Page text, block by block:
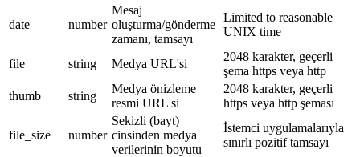
date number
Mesaj
oluşturma/gönderme
zamanı, tamsayı
Limited to reasonable
UNIX time
file string Medya URL'si
2048 karakter, geçerli
şema https veya http
thumb
string
Medya önizleme
resmi URL'si
2048 karakter, geçerli
https veya http şeması
file_size number
Sekizli (bayt)
cinsinden medya
verilerinin boyutu
İstemci uygulamalarıyla
sınırlı pozitif tamsayı